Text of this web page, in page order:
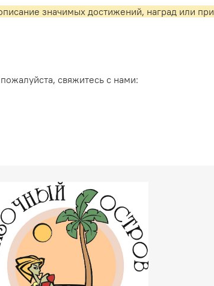
значимых достижений, наград или
свяжитесь с нами: